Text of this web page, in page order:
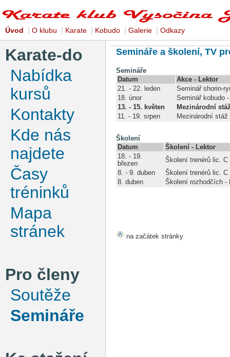
Úvod O klubu Karate Kobudo Galerie Odkazy
Semináře a školení, TV
Semináře
Datum
Akce - Lektor
21. - 22. leden
Seminář shorin-
18. únor
Seminář kobudo
13. - 15. květen
Mezinárodní
11. - 19. srpen
Mezinárodní
Školení
Datum
Školení - Lektor
18. - 19.
březen
Školení trenérů lic. C
8. - 9. duben
Školení trenérů lic. C
8. duben
Školení rozhodčích -
na začátek stránky
Karate-do
Nabídka
kursů
Kontakty
Kde nás
najdete
Časy
tréninků
Mapa
stránek
Pro členy
Soutěže
Semináře